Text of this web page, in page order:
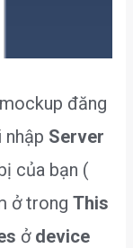
đăng
nhập Server
của bạn (
ở trongThis
ở device